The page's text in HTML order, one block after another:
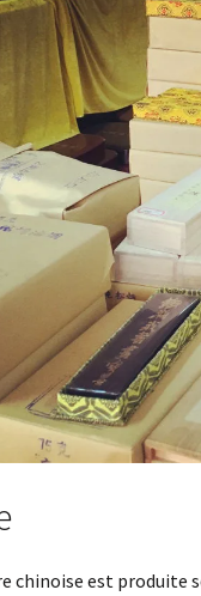
chinoise est produite